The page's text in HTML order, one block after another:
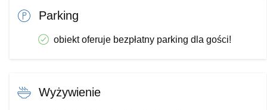
Pokój 2
Parking
obiekt oferuje bezpłatny parking dla gości!
Wyżywienie